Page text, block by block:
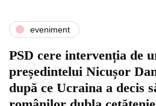
eveniment
PSD cere intervenția de
președintelui Nicușor
după ce Ucraina a decis